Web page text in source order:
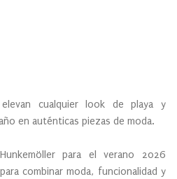
cualquier look de playa y
en auténticas piezas de moda.
para el verano 2026
combinar moda, funcionalidad y